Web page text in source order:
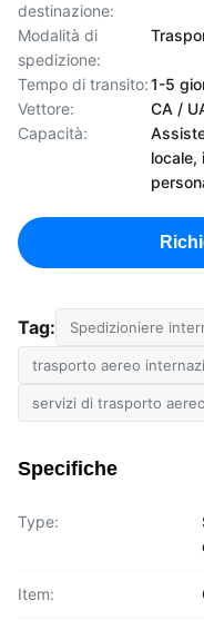
destinazione:
Modalità di
spedizione:
Tempo di transito:1-5
Vettore:
CA /
Capacità:
locale,
Tag: Spedizioniere
trasporto aereo
servizi di trasporto
Specifiche
Type:
Item: